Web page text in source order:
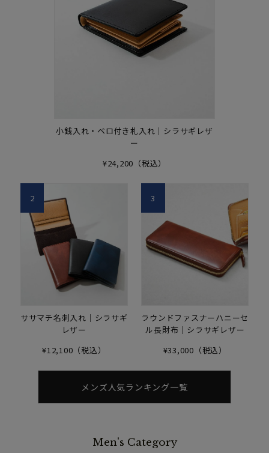
小銭入れ・ベロ付き札入れ｜シラサギレザ
ー
¥24,200（税込）
ササマチ名刺入れ｜シラサギ
レザー
¥12,100（税込）
2
ラウンドファスナーハニーセ
ル長財布｜シラサギレザー
¥33,000（税込）
3
メンズ人気ランキング一覧
Men's Category